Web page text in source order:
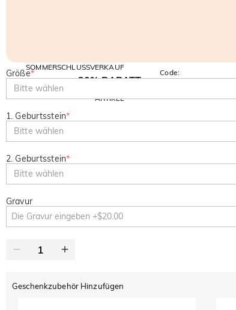
SOMMERSCHLUSSVERKAUF
10% RABATT
AUF ALLES
30% RABATT
ARTIKEL
Code:
SUMMER
Größe*
Bitte wählen
1. Geburtsstein*
Bitte wählen
2. Geburtsstein*
Bitte wählen
Gravur
Geschenkzubehör Hinzufügen